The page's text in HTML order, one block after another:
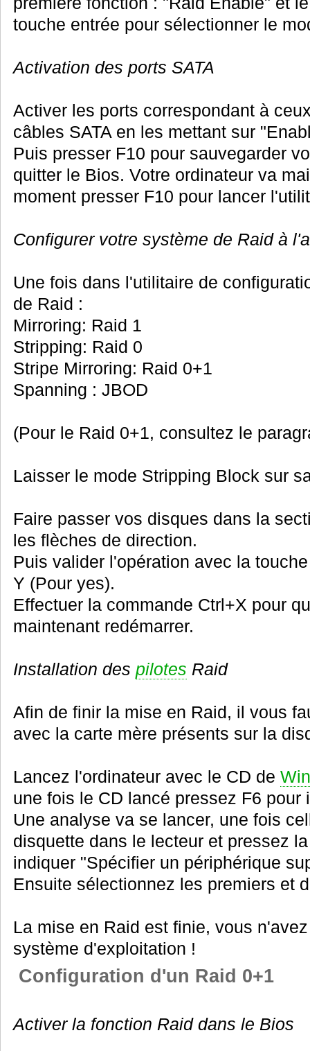
touche entrée pour sélectionner le
Activation des ports SATA
Activer les ports correspondant à
câbles SATA en les mettant sur
Puis presser F10 pour sauvegarder
quitter le Bios. Votre ordinateur va
moment presser F10 pour lancer
Configurer votre système de Raid à
Une fois dans l'utilitaire de
de Raid :
Mirroring: Raid 1
Stripping: Raid 0
Stripe Mirroring: Raid 0+1
Spanning : JBOD
(Pour le Raid 0+1, consultez le
Laisser le mode Stripping Block sur
Faire passer vos disques dans la
les flèches de direction.
Puis valider l'opération avec la
Y (Pour yes).
Effectuer la commande Ctrl+X pour
maintenant redémarrer.
Installation des pilotes Raid
Afin de finir la mise en Raid, il vous
avec la carte mère présents sur la
Lancez l'ordinateur avec le CD de
une fois le CD lancé pressez F6
Une analyse va se lancer, une fois
disquette dans le lecteur et pressez
indiquer "Spécifier un périphérique
Ensuite sélectionnez les premiers et
La mise en Raid est finie, vous
système d'exploitation !
Configuration d'un Raid 0+1
Activer la fonction Raid dans le Bios